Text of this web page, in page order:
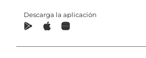
Descarga la aplicación